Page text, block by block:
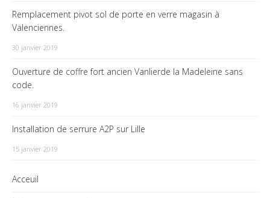
Remplacement pivot sol de porte en verre magasin à
Valenciennes.
30 janvier 2019
Ouverture de coffre fort ancien Vanlierde la Madeleine sans
code.
16 janvier 2019
Installation de serrure A2P sur Lille
15 janvier 2019
Acceuil